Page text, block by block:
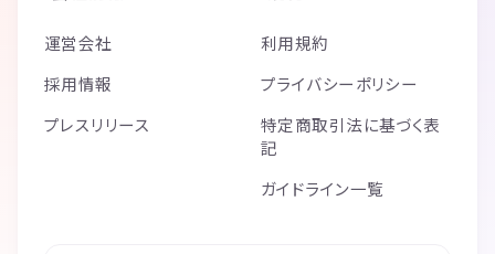
運営会社
採用情報
プレスリリース
利用規約
プライバシーポリシー
特定商取引法に基づく表
記
ガイドライン一覧